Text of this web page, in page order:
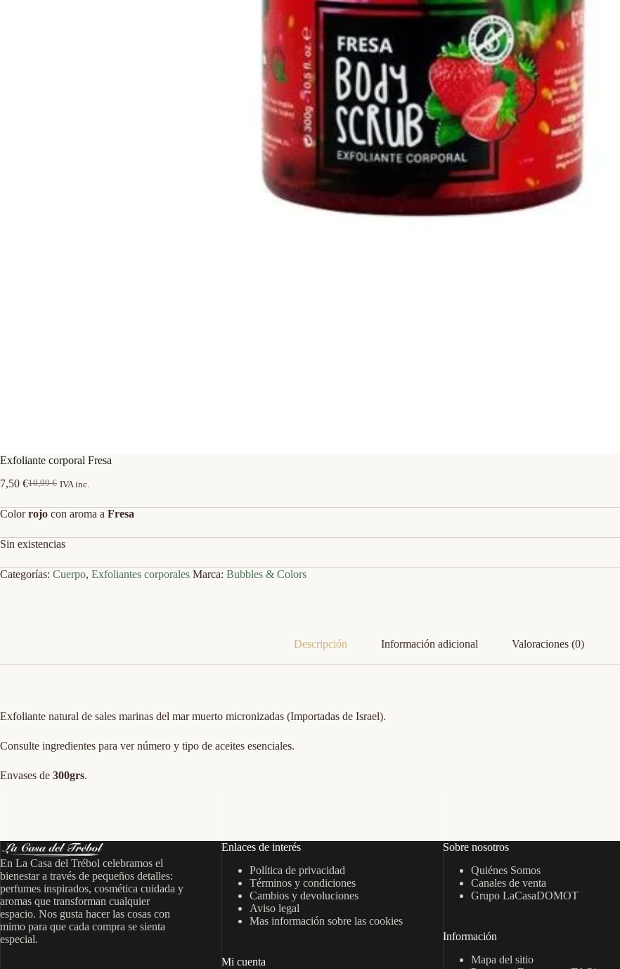
Exfoliante corporal Fresa
10,99€
El
original
10,99 €.
7,50 €El
actual
7,50 €.
IVA inc.
Colorrojo con aroma a Fresa
Sin existencias
Categorías: Cuerpo, Exfoliantes corporales Marca: Bubbles & Colors
Descripción Información adicional Valoraciones (0)
Exfoliante natural de sales marinas del mar muerto micronizadas (Importadas de Israel).
Consulte ingredientes para ver número y tipo de aceites esenciales.
Envases de 300grs.
En La Casa del Trébol celebramos el
bienestar a través de pequeños detalles:
perfumes inspirados, cosmética cuidada y
aromas que transforman cualquier
espacio. Nos gusta hacer las cosas con
mimo para que cada compra se sienta
especial.
Enlaces de interés
Política de privacidad
Términos y condiciones
Cambios y devoluciones
Aviso legal
Mas información sobre las cookies
Mi cuenta
Sobre nosotros
Quiénes Somos
Canales de venta
Grupo LaCasaDOMOT
Información
Mapa del sitio